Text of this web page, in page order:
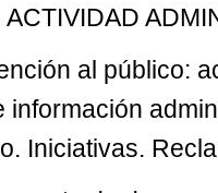
al público:
información
Iniciativas.